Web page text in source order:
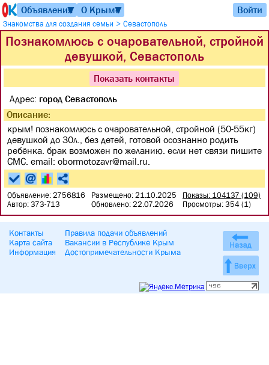
Объявления
▼ О Крыме
▼ Войти
Знакомства для создания семьи > Севастополь
Познакомлюсь с очаровательной, стройной
девушкой, Севастополь
Показать контакты
Адрес: город Севастополь
Описание:
крым! познакомлюсь с очаровательной, стройной (50-55кг)
девушкой до 30л., без детей, готовой осознанно родить
ребёнка. брак возможен по желанию. если нет связи пишите
CМС. email: obormotozavr@mail.ru.
Объявление: 2756816
Автор: 373-713
Размещено: 21.10.2025
Обновлено: 22.07.2026
Показы: 104137 (109)
Просмотры: 354 (1)
Контакты
Карта сайта
Информация
Правила подачи объявлений
Вакансии в Республике Крым
Достопримечательности Крыма